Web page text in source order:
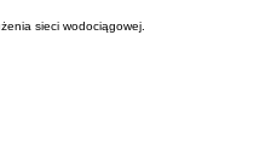
sieci wodociągowej.